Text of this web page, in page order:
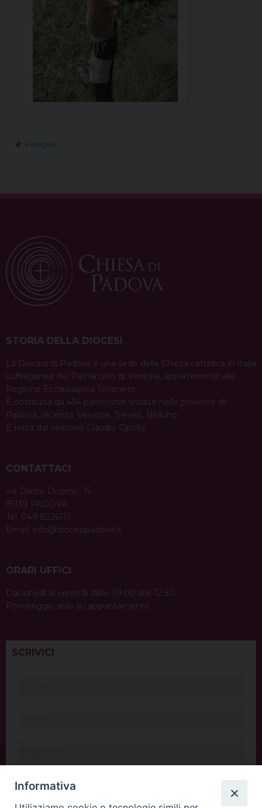
Famiglia
STORIA DELLA DIOCESI
La Diocesi di Padova è una sede della Chiesa cattolica in Italia
suffraganea del Patriarcato di Venezia, appartenente alla
Regione Ecclesiastica Triveneto.
È costituita da 454 parrocchie situate nelle province di
Padova, Vicenza, Venezia, Treviso, Belluno.
È retta dal vescovo Claudio Cipolla.
CONTATTACI
via Dietro Duomo, 15
35139 PADOVA
Tel. 049 8226111
Email: info@diocesipadova.it
ORARI UFFICI
Dal lunedì al venerdì dalle 09:00 alle 12:30.
Pomeriggio solo su appuntamento.
SCRIVICI
Informativa